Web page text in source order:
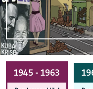
1945 - 1963